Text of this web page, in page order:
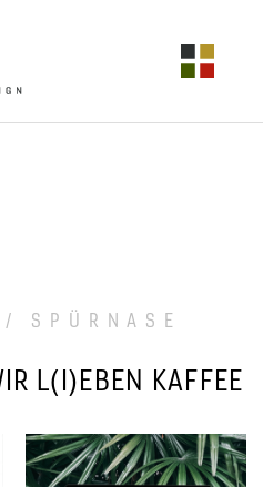
SPÜRNASE
L(I)EBEN KAFFEE